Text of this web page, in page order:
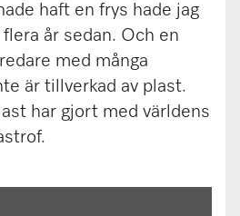
haft en frys hade jag
år sedan. Och en
med många
är tillverkad av plast.
har gjort med världens